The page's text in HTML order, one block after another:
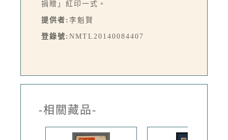
捐贈」紅印一式。
提供者: 李魁賢
登錄號: NMTL20140084407
-相關藏品-